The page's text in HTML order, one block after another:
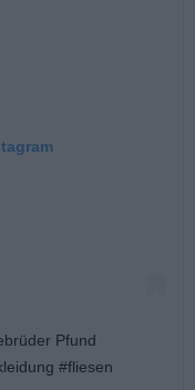
Pfund
#fliesen